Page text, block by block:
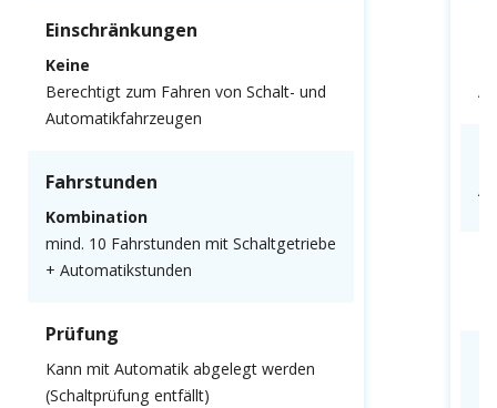
Einschränkungen
Keine
Berechtigt zum Fahren von Schalt- und
Automatikfahrzeugen
Fahrstunden
Kombination
mind. 10 Fahrstunden mit Schaltgetriebe
+ Automatikstunden
Prüfung
Kann mit Automatik abgelegt werden
(Schaltprüfung entfällt)